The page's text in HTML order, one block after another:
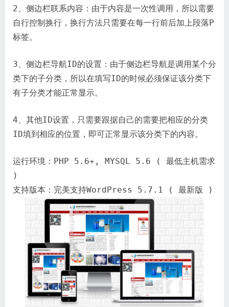
2、侧边栏联系内容：由于内容是一次性调用，所以需要
自行控制换行，换行方法只需要在每一行前后加上段落P
标签。
3、侧边栏导航ID的设置：由于侧边栏导航是调用某个分
类下的子分类，所以在填写ID的时候必须保证该分类下
有子分类才能正常显示。
4、其他ID设置，只需要跟据自己的需要把相应的分类
ID填到相应的位置，即可正常显示该分类下的内容。
运行环境：PHP 5.6+, MYSQL 5.6 ( 最低主机需求
)
支持版本：完美支持WordPress 5.7.1 ( 最新版 )